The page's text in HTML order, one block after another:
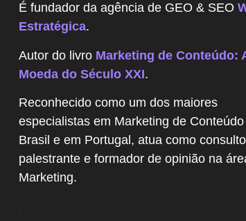
É fundador da agência de GEO & SEO
Estratégica.
Autor do livro Marketing de Conteúdo:
Moeda do Século XXI.
Reconhecido como um dos maiores
especialistas em Marketing de
Brasil e em Portugal, atua como
palestrante e formador de opinião na
Marketing.